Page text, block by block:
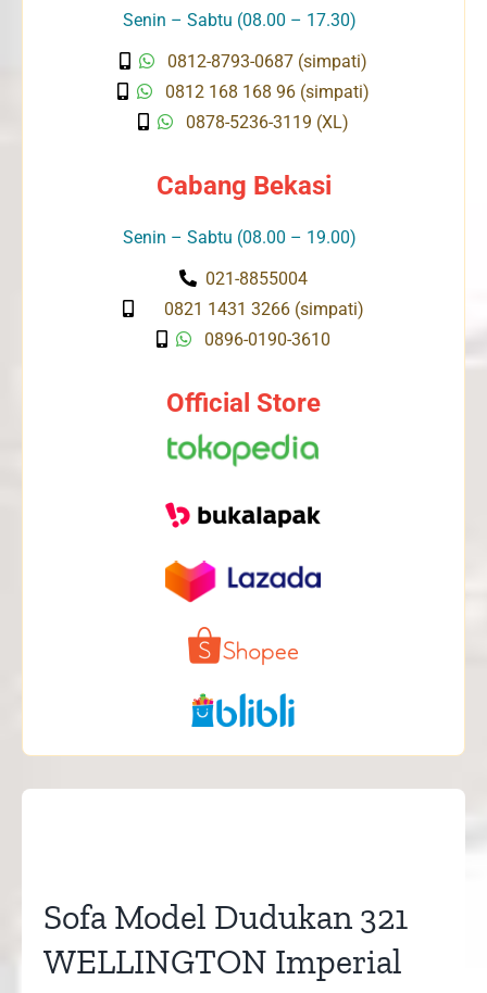
Senin – Sabtu (08.00 – 17.30)
0812-8793-0687 (simpati)
0812 168 168 96 (simpati)
0878-5236-3119 (XL)
Cabang Bekasi
Senin – Sabtu (08.00 – 19.00)
021-8855004
0821 1431 3266 (simpati)
0896-0190-3610
Official Store
Sofa Model Dudukan 321
WELLINGTON Imperial